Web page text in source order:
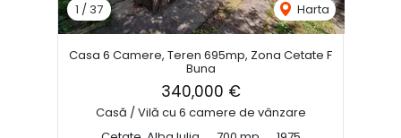
1 / 37 Harta
Casa 6 Camere, Teren 695mp, Zona Cetate F
Buna
340,000 €
Casă / Vilă cu 6 camere de vânzare